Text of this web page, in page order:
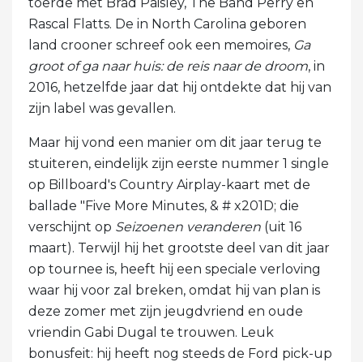
Rascal Flatts. De in North Carolina geboren
land crooner schreef ook een memoires, Ga
groot of ga naar huis: de reis naar de droom, in
2016, hetzelfde jaar dat hij ontdekte dat hij van
zijn label was gevallen.
Maar hij vond een manier om dit jaar terug te
stuiteren, eindelijk zijn eerste nummer 1 single
op Billboard's Country Airplay-kaart met de
ballade "Five More Minutes, & # x201D; die
verschijnt op Seizoenen veranderen (uit 16
maart). Terwijl hij het grootste deel van dit jaar
op tournee is, heeft hij een speciale verloving
waar hij voor zal breken, omdat hij van plan is
deze zomer met zijn jeugdvriend en oude
vriendin Gabi Dugal te trouwen. Leuk
bonusfeit: hij heeft nog steeds de Ford pick-up